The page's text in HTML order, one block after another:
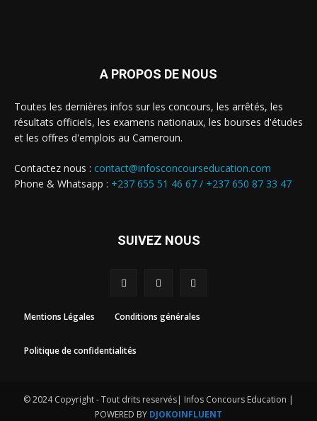
A PROPOS DE NOUS
Toutes les dernières infos sur les concours, les arrêtés, les
résultats officiels, les examens nationaux, les bourses d'études
et les offres d'emplois au Cameroun.
Contactez nous : contact@infosconcourseducation.com
Phone & Whatsapp : +237 655 51 46 67 / +237 650 87 33 47
SUIVEZ NOUS
Mentions Légales Conditions générales
Politique de confidentialités
© 2024 Copyright - Tout drits reservés| Infos Concours Education |
POWERED BY DJOKOINFLUENT